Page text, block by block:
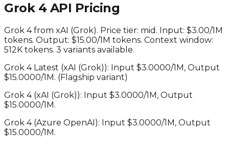
Grok 4API Pricing
Grok 4from xAI (Grok). Price tier: mid . Input: $3.00/1M
tokens. Output: $15.00/1M tokens. Context window:
512K tokens. 3 variants available.
Grok 4 Latest (xAI (Grok)): Input $3.0000/1M, Output
$15.0000/1M. (Flagship variant)
Grok 4(xAI (Grok)): Input $3.0000/1M, Output
$15.0000/1M.
Grok 4(Azure OpenAI): Input $3.0000/1M, Output
$15.0000/1M.